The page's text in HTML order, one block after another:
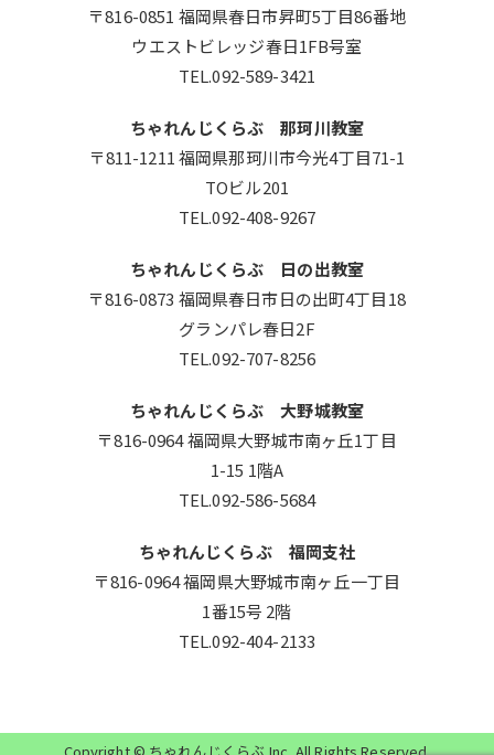
〒816-0851 福岡県春日市昇町5丁目86番地
ウエストビレッジ春日1FB号室
TEL.092-589-3421
ちゃれんじくらぶ 那珂川教室
〒811-1211 福岡県那珂川市今光4丁目71-1
TOビル201
TEL.092-408-9267
ちゃれんじくらぶ 日の出教室
〒816-0873 福岡県春日市日の出町4丁目18
グランパレ春日2F
TEL.092-707-8256
ちゃれんじくらぶ 大野城教室
〒816-0964 福岡県大野城市南ヶ丘1丁目
1-15 1階A
TEL.092-586-5684
ちゃれんじくらぶ 福岡支社
〒816-0964 福岡県大野城市南ヶ丘一丁目
1番15号 2階
TEL.092-404-2133